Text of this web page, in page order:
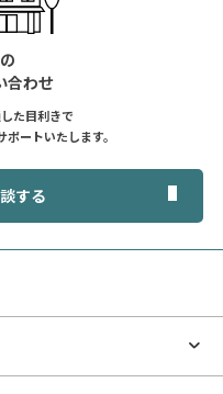
合わせ
た目利きで
ートいたします。
する